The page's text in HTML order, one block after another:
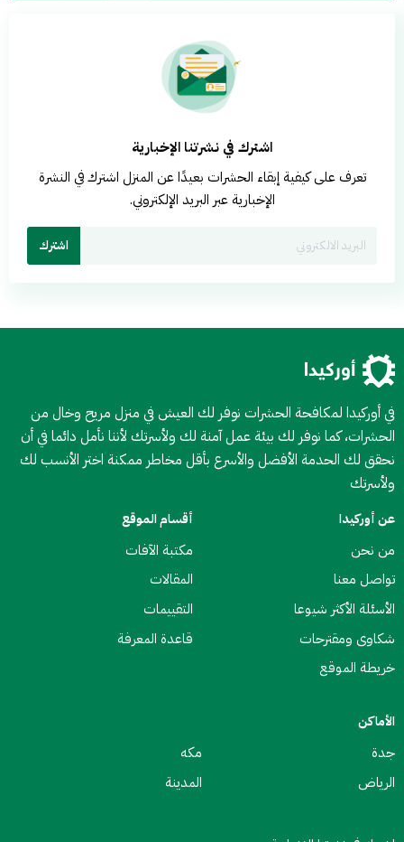
اشترك في نشرتنا الإخبارية
تعرف على كيفية إبقاء الحشرات بعيدًا عن المنزل اشترك في النشرة
الإخبارية عبر البريد الإلكتروني.
اشترك
في أوركيدا لمكافحة الحشرات نوفر لك العيش في منزل مريح وخال من
الحشرات، كما نوفر لك بيئة عمل آمنة لك ولأسرتك لأننا نأمل دائما في أن
نحقق لك الحدمة الأفضل والأسرع بأقل مخاطر ممكنة اختر الأنسب لك
ولأسرتك
عن أوركيدا
من نحن
تواصل معنا
الأسئلة الأكثر شيوعا
شكاوى ومقترحات
خريطة الموقع
أقسام الموقع
مكتبة الآفات
المقالات
التقييمات
قاعدة المعرفة
الأماكن
جدة
مكه
الرياض
المدينة